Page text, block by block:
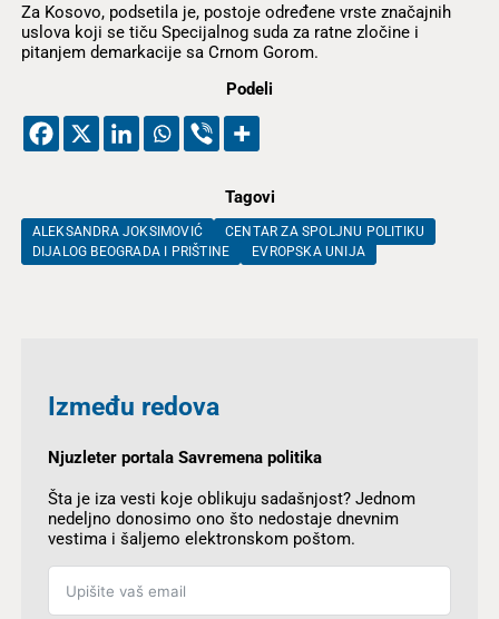
Za Kosovo, podsetila je, postoje određene vrste značajnih
uslova koji se tiču Specijalnog suda za ratne zločine i
pitanjem demarkacije sa Crnom Gorom.
Podeli
Tagovi
ALEKSANDRA JOKSIMOVIĆ
CENTAR ZA SPOLJNU POLITIKU
DIJALOG BEOGRADA I PRIŠTINE
EVROPSKA UNIJA
Između redova
Njuzleter portala Savremena politika
Šta je iza vesti koje oblikuju sadašnjost? Jednom
nedeljno donosimo ono što nedostaje dnevnim
vestima i šaljemo elektronskom poštom.